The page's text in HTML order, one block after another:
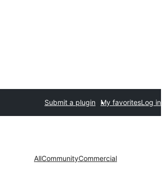
Submit a plugin My favoritesLog in
AllCommunityCommercial